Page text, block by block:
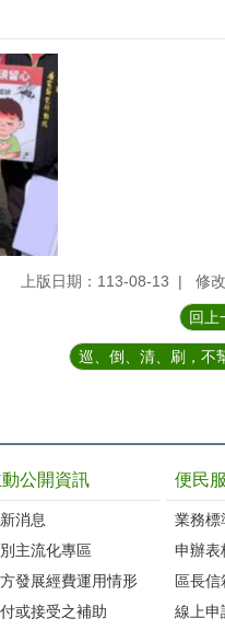
上版日期：113-08-13 修
回上
巡、倒、清、刷，不
動公開資訊
消息
主流化專區
發展經費運用情形
或接受之補助
便民
業務標
申辦表
區長信
線上申